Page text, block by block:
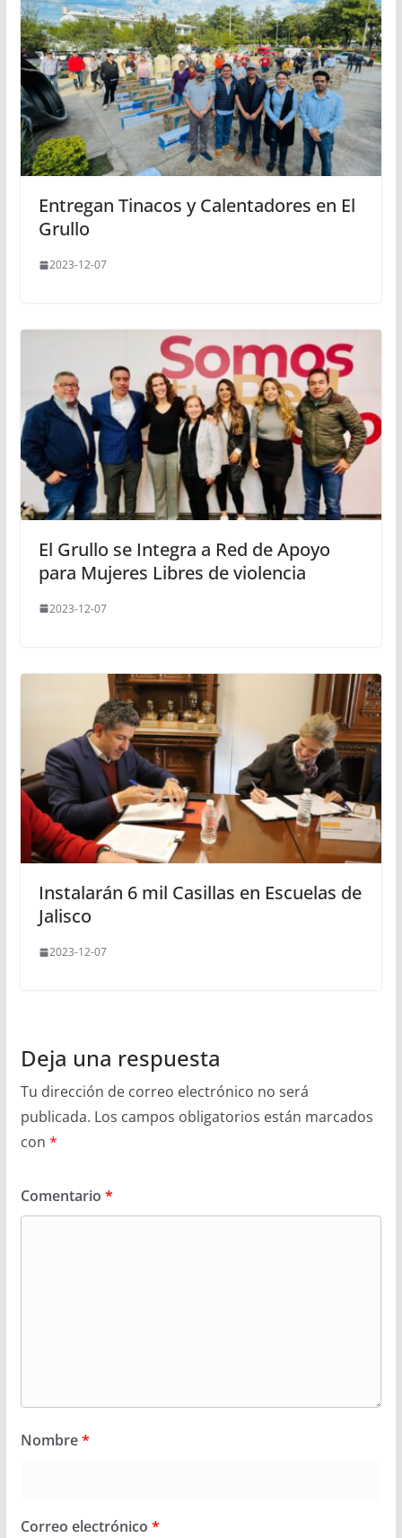
Entregan Tinacos y Calentadores en El
Grullo
2023-12-07
El Grullo se Integra a Red de Apoyo
para Mujeres Libres de violencia
2023-12-07
Instalarán 6 mil Casillas en Escuelas de
Jalisco
2023-12-07
Deja una respuesta
Tu dirección de correo electrónico no será
publicada. Los campos obligatorios están marcados
con *
Comentario *
Nombre*
Correo electrónico *